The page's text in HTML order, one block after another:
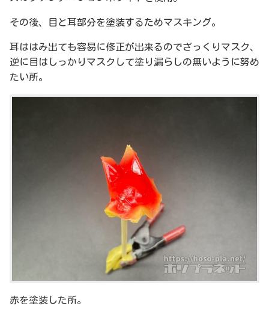
その後、目と耳部分を塗装するためマスキング。
耳ははみ出ても容易に修正が出来るのでざっくりマスク、
逆に目はしっかりマスクして塗り漏らしの無いように努め
たい所。
赤を塗装した所。